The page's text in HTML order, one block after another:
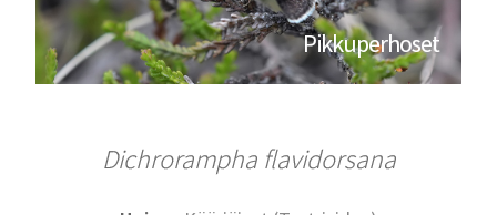
Pikkuperhoset
Dichrorampha flavidorsana